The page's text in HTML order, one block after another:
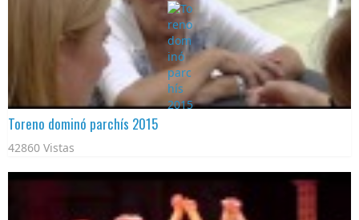
Toreno dominó parchís 2015
42860 Vistas